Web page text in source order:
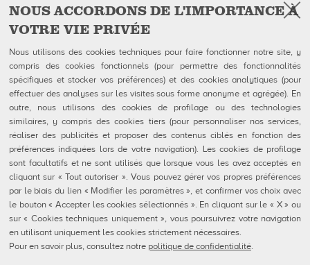
NOUS ACCORDONS DE L'IMPORTANCE À
VOTRE VIE PRIVÉE
Nous utilisons des cookies techniques pour faire fonctionner notre site, y
compris des cookies fonctionnels (pour permettre des fonctionnalités
spécifiques et stocker vos préférences) et des cookies analytiques (pour
effectuer des analyses sur les visites sous forme anonyme et agrégée). En
outre, nous utilisons des cookies de profilage ou des technologies
similaires, y compris des cookies tiers (pour personnaliser nos services,
réaliser des publicités et proposer des contenus ciblés en fonction des
préférences indiquées lors de votre navigation). Les cookies de profilage
sont facultatifs et ne sont utilisés que lorsque vous les avez acceptés en
cliquant sur « Tout autoriser ». Vous pouvez gérer vos propres préférences
par le biais du lien « Modifier les paramètres », et confirmer vos choix avec
le bouton « Accepter les cookies sélectionnés ». En cliquant sur le « X » ou
sur « Cookies techniques uniquement », vous poursuivrez votre navigation
en utilisant uniquement les cookies strictement nécessaires.
Pour en savoir plus, consultez notre politique de confidentialité.
QUBICAAMF WORLDWIDE LLC
40 rue Jacques Ibert
92300 Levallois-Perret:
Téléphone : 0140899470
Produits
Galerie
Actualités
eShop
Contacts
Formulaires FDS
Politique de confidentialité
Politique en matière de cookies
Configuration des cookies
Rapports De Dénonciation
Suivez-nous sur